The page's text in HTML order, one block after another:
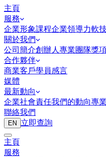
主頁
服務
企業形象課程企業領導力軟
關於我們
公司簡介創辦人 專業團隊獎
合作夥伴
商業客戶學員感言
媒體
最新動向
企業社會責任我們的動向專
聯絡我們
EN 立即查詢
主頁
服務